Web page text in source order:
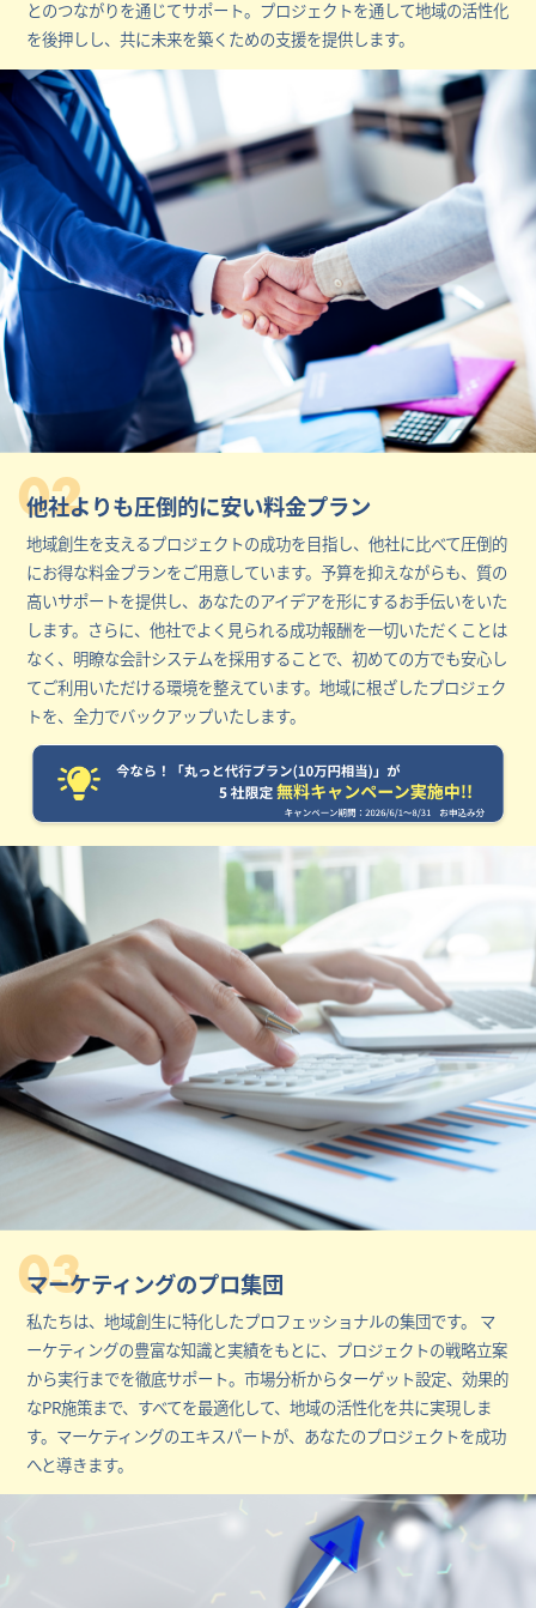
とのつながりを通じてサポート。プロジェクトを通して地域の活性化
を後押しし、共に未来を築くための支援を提供します。
02
他社よりも圧倒的に安い料金プラン
地域創生を支えるプロジェクトの成功を目指し、他社に比べて圧倒的
にお得な料金プランをご用意しています。予算を抑えながらも、質の
高いサポートを提供し、あなたのアイデアを形にするお手伝いをいた
します。さらに、他社でよく見られる成功報酬を一切いただくことは
なく、明瞭な会計システムを採用することで、初めての方でも安心し
てご利用いただける環境を整えています。地域に根ざしたプロジェク
トを、全力でバックアップいたします。
03
マーケティングのプロ集団
私たちは、地域創生に特化したプロフェッショナルの集団です。 マ
ーケティングの豊富な知識と実績をもとに、プロジェクトの戦略立案
から実行までを徹底サポート。市場分析からターゲット設定、効果的
なPR施策まで、すべてを最適化して、地域の活性化を共に実現しま
す。マーケティングのエキスパートが、あなたのプロジェクトを成功
へと導きます。